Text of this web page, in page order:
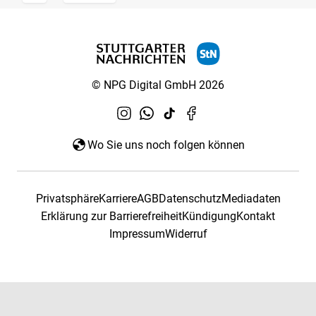
© NPG Digital GmbH 2026
Wo Sie uns noch folgen können
PrivatsphäreKarriereAGBDatenschutzMediadaten
Erklärung zur BarrierefreiheitKündigungKontakt
ImpressumWiderruf